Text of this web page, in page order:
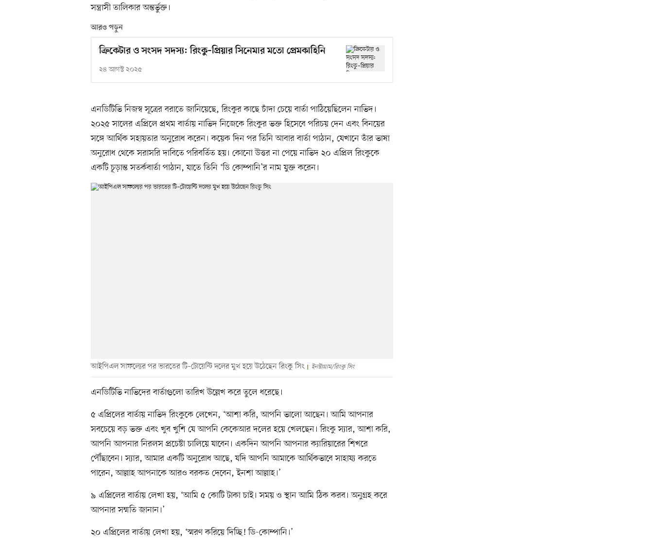
সন্ত্রাসী তালিকার অন্তর্ভুক্ত।
আরও পড়ুন
ক্রিকেটার ও সংসদ সদস্য: রিংকু–প্রিয়ার সিনেমার মতো প্রেমকাহিনি
২৪ আগস্ট ২০২৫
এনডিটিভি নিজস্ব সূত্রের বরাতে জানিয়েছে, রিংকুর কাছে চাঁদা চেয়ে বার্তা পাঠিয়েছিলেন নাভিদ।
২০২৫ সালের এপ্রিলে প্রথম বার্তায় নাভিদ নিজেকে রিংকুর ভক্ত হিসেবে পরিচয় দেন এবং বিনয়ের
সঙ্গে আর্থিক সহায়তার অনুরোধ করেন। কয়েক দিন পর তিনি আবার বার্তা পাঠান, যেখানে তাঁর ভাষা
অনুরোধ থেকে সরাসরি দাবিতে পরিবর্তিত হয়। কোনো উত্তর না পেয়ে নাভিদ ২০ এপ্রিল রিংকুকে
একটি চূড়ান্ত সতর্কবার্তা পাঠান, যাতে তিনি ‘ডি কোম্পানি’র নাম যুক্ত করেন।
আইপিএল সাফল্যের পর ভারতের টি–টোয়েন্টি দলের মুখ হয়ে উঠেছেন রিংকু সিং ইনস্টাগ্রাম/রিংকু সিং
এনডিটিভি নাভিদের বার্তাগুলো তারিখ উল্লেখ করে তুলে ধরেছে।
৫ এপ্রিলের বার্তায় নাভিদ রিংকুকে লেখেন, ‘আশা করি, আপনি ভালো আছেন। আমি আপনার
সবচেয়ে বড় ভক্ত এবং খুব খুশি যে আপনি কেকেআর দলের হয়ে খেলছেন। রিংকু স্যার, আশা করি,
আপনি আপনার নিরলস প্রচেষ্টা চালিয়ে যাবেন। একদিন আপনি আপনার ক্যারিয়ারের শিখরে
পৌঁছাবেন। স্যার, আমার একটি অনুরোধ আছে, যদি আপনি আমাকে আর্থিকভাবে সাহায্য করতে
পারেন, আল্লাহ আপনাকে আরও বরকত দেবেন, ইনশা আল্লাহ।’
৯ এপ্রিলের বার্তায় লেখা হয়, ‘আমি ৫ কোটি টাকা চাই। সময় ও স্থান আমি ঠিক করব। অনুগ্রহ করে
আপনার সম্মতি জানান।’
২০ এপ্রিলের বার্তায় লেখা হয়, ‘স্মরণ করিয়ে দিচ্ছি! ডি-কোম্পানি।’